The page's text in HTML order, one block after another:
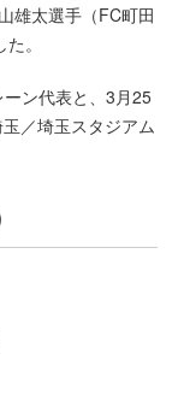
雄太選手（FC町田
。
ン代表と、3月25
／埼玉スタジアム